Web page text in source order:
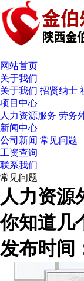
网站首页
关于我们
关于我们 招贤纳士
项目中心
人力资源服务 劳务
新闻中心
公司新闻 常见问题
工资查询
联系我们
常见问题
人力资源
你知道几
发布时间